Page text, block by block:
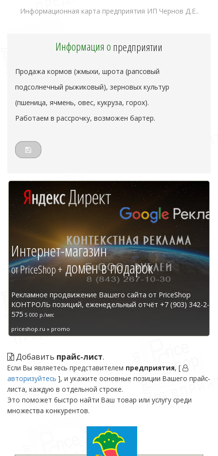
Информационная карта предприятия ИП Чернов Д.Е..
Информация опредприятии
Продажа кормов (жмыхи, шрота (рапсовый
подсолнечный рыжиковый), зерновых культур
(пшеница, ячмень, овес, кукруза, горох).
Работаем в рассрочку, возможен бартер.
Интернет-магазин
от PriceShop +домен в подарок
Рекламное продвижение Вашего сайта от PriceShop
КОНТРОЛЬ позиций, еженедельный отчёт +7 (903) 342-2-
575 5 000 р./мес
priceshop.ru » promo
Добавить прайс-лист.
Если Вы являетесь представителем предприятия, [
авторизуйтесь ], и укажите основные позиции Вашего прайс-
листа, каждую в отдельной строке.
Это поможет быстро найти Ваш товар или услугу среди
множества конкурентов.